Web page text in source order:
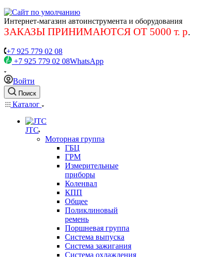
Интернет-магазин автоинструмента и оборудования
ЗАКАЗЫ ПРИНИМАЮТСЯ ОТ 5000 т. р.
+7 925 779 02 08
+7 925 779 02 08WhatsApp
Войти
Поиск
Каталог
JTC
Моторная группа
ГБЦ
ГРМ
Измерительные
приборы
Коленвал
КПП
Общее
Поликлиновый
ремень
Поршневая группа
Система выпуска
Система зажигания
Система охлаждения